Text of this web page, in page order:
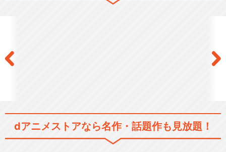
ドラゴンボールＺ たったひと
りの最終決戦 フリ…
dアニメストアなら名作・話題作も見放題！